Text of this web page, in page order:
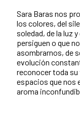
Sara Baras nos
los colores, del
soledad, de la luz
persiguen o que
asombrarnos, de
evolución
reconocer toda
espacios que nos
aroma